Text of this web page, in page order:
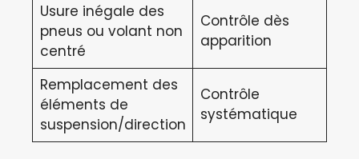
Usure inégale des
pneus ou volant non
centré
Contrôle dès
apparition
Remplacement des
éléments de
suspension/direction
Contrôle
systématique